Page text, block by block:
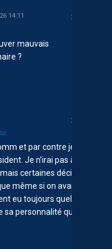
14:11
mauvais
?
et par contre je n’ai
Je n’irai pas à dire
certaines décisions
même si on avait une
eu toujours quelque
sa personnalité que de